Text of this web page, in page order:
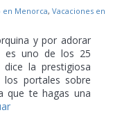
en Menorca, Vacaciones en
y por adorar
es uno de los 25
la prestigiosa
portales sobre
que te hagas una